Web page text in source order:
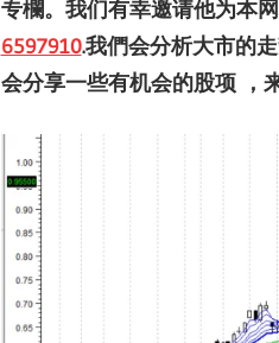
专欄。我们有幸邀请他为本
6597910.我們会分析大市的
会分享一些有机会的股项
，